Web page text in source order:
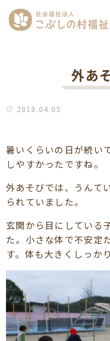
外あ
2018.04.05
暑いくらいの日が続い
しやすかったですね。
外あそびでは、うんて
られていました。
玄関から目にしている
た。小さな体で不安定
す。体も大きくしっか